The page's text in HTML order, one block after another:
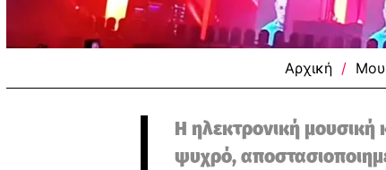
Αρχική /
Η ηλεκτρονική μουσική
ψυχρό,